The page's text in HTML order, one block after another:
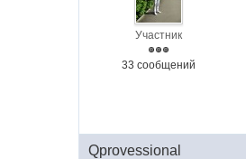
Участник
33 сообщений
Qprovessional